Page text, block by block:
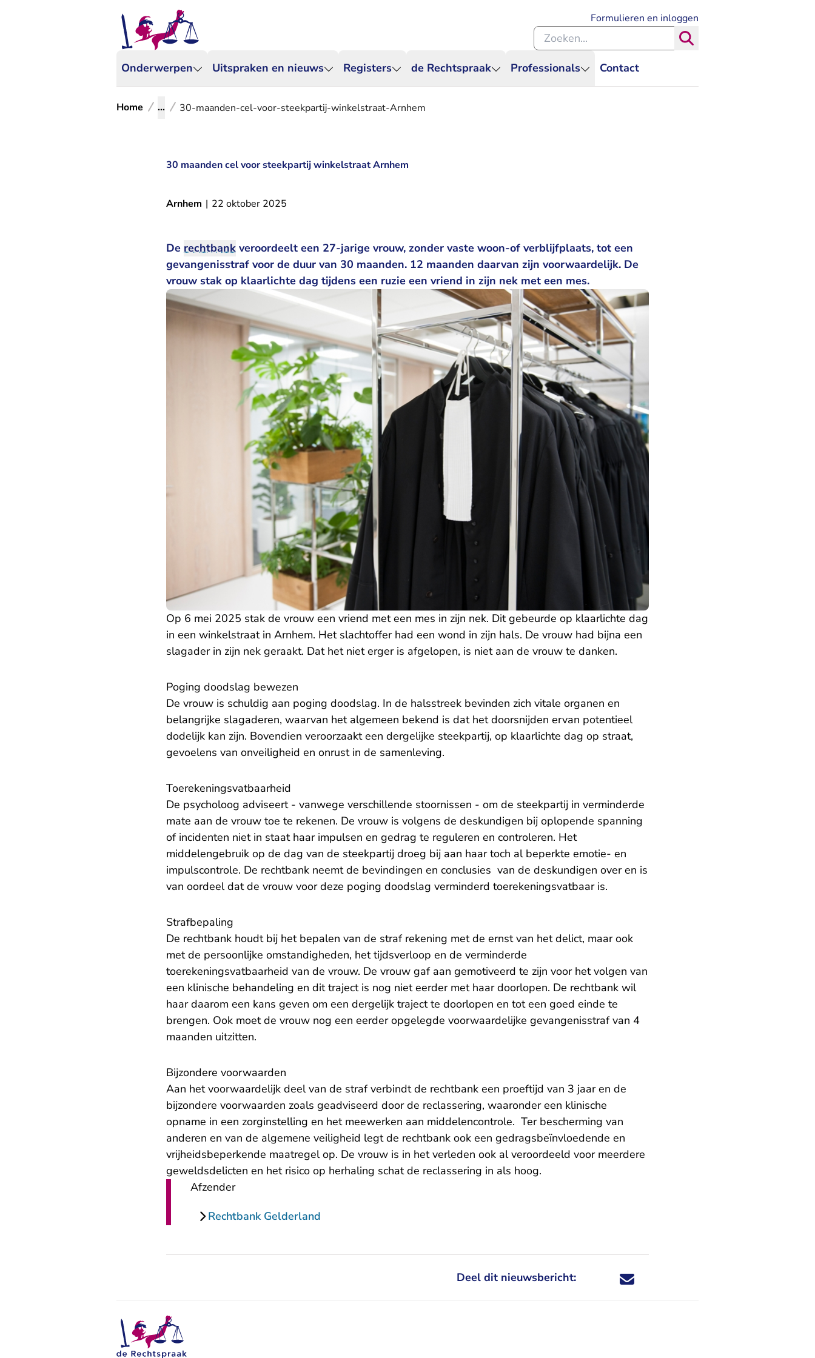
Onderwerpen Uitspraken en nieuws Registers de Rechtspraak Professionals Contact
Formulieren en inloggen
Zoeken binnen de Rechtspraak
Home ... 30-maanden-cel-voor-steekpartij-winkelstraat-Arnhem
30 maanden cel voor steekpartij winkelstraat Arnhem
Arnhem | 22 oktober 2025
De rechtbank veroordeelt een 27-jarige vrouw, zonder vaste woon-of verblijfplaats, tot een
gevangenisstraf voor de duur van 30 maanden. 12 maanden daarvan zijn voorwaardelijk. De
vrouw stak op klaarlichte dag tijdens een ruzie een vriend in zijn nek met een mes.
Op 6 mei 2025 stak de vrouw een vriend met een mes in zijn nek. Dit gebeurde op klaarlichte dag
in een winkelstraat in Arnhem. Het slachtoffer had een wond in zijn hals. De vrouw had bijna een
slagader in zijn nek geraakt. Dat het niet erger is afgelopen, is niet aan de vrouw te danken.
Poging doodslag bewezen
De vrouw is schuldig aan poging doodslag. In de halsstreek bevinden zich vitale organen en
belangrijke slagaderen, waarvan het algemeen bekend is dat het doorsnijden ervan potentieel
dodelijk kan zijn. Bovendien veroorzaakt een dergelijke steekpartij, op klaarlichte dag op straat,
gevoelens van onveiligheid en onrust in de samenleving.
Toerekeningsvatbaarheid
De psycholoog adviseert - vanwege verschillende stoornissen - om de steekpartij in verminderde
mate aan de vrouw toe te rekenen. De vrouw is volgens de deskundigen bij oplopende spanning
of incidenten niet in staat haar impulsen en gedrag te reguleren en controleren. Het
middelengebruik op de dag van de steekpartij droeg bij aan haar toch al beperkte emotie- en
impulscontrole. De rechtbank neemt de bevindingen en conclusies van de deskundigen over en is
van oordeel dat de vrouw voor deze poging doodslag verminderd toerekeningsvatbaar is.
Strafbepaling
De rechtbank houdt bij het bepalen van de straf rekening met de ernst van het delict, maar ook
met de persoonlijke omstandigheden, het tijdsverloop en de verminderde
toerekeningsvatbaarheid van de vrouw. De vrouw gaf aan gemotiveerd te zijn voor het volgen van
een klinische behandeling en dit traject is nog niet eerder met haar doorlopen. De rechtbank wil
haar daarom een kans geven om een dergelijk traject te doorlopen en tot een goed einde te
brengen. Ook moet de vrouw nog een eerder opgelegde voorwaardelijke gevangenisstraf van 4
maanden uitzitten.
Bijzondere voorwaarden
Aan het voorwaardelijk deel van de straf verbindt de rechtbank een proeftijd van 3 jaar en de
bijzondere voorwaarden zoals geadviseerd door de reclassering, waaronder een klinische
opname in een zorginstelling en het meewerken aan middelencontrole. Ter bescherming van
anderen en van de algemene veiligheid legt de rechtbank ook een gedragsbeïnvloedende en
vrijheidsbeperkende maatregel op. De vrouw is in het verleden ook al veroordeeld voor meerdere
geweldsdelicten en het risico op herhaling schat de reclassering in als hoog.
Afzender
Rechtbank Gelderland
Deel dit nieuwsbericht: Deel dit nieuwsbericht via X - U verlaat
Deel dit nieuwsbericht via Facebook - U
Deel dit nieuwsbericht via e-mail
Deel dit nieuwsbericht via LinkedIn - U